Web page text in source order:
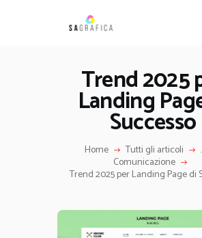
Trend 2025
Landing
Successo
Home Tutti gli articoli
Comunicazione
Trend 2025 per Landing Page di
HOME
GRAFICA
INTERIOR DESIGN
SERVIZI